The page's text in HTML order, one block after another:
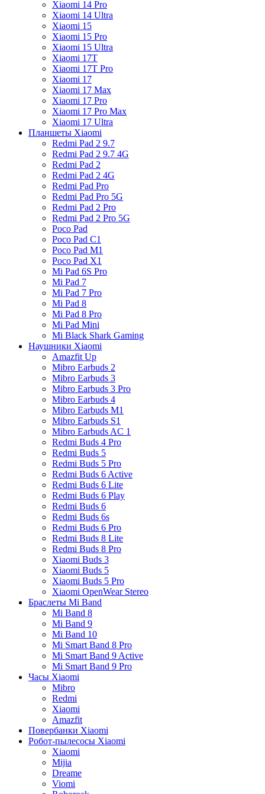
Xiaomi 14 Pro
Xiaomi 14 Ultra
Xiaomi 15
Xiaomi 15 Pro
Xiaomi 15 Ultra
Xiaomi 17T
Xiaomi 17T Pro
Xiaomi 17
Xiaomi 17 Max
Xiaomi 17 Pro
Xiaomi 17 Pro Max
Xiaomi 17 Ultra
Планшеты Xiaomi
Redmi Pad 2 9.7
Redmi Pad 2 9.7 4G
Redmi Pad 2
Redmi Pad 2 4G
Redmi Pad Pro
Redmi Pad Pro 5G
Redmi Pad 2 Pro
Redmi Pad 2 Pro 5G
Poco Pad
Poco Pad C1
Poco Pad M1
Poco Pad X1
Mi Pad 6S Pro
Mi Pad 7
Mi Pad 7 Pro
Mi Pad 8
Mi Pad 8 Pro
Mi Pad Mini
Mi Black Shark Gaming
Наушники Xiaomi
Amazfit Up
Mibro Earbuds 2
Mibro Earbuds 3
Mibro Earbuds 3 Pro
Mibro Earbuds 4
Mibro Earbuds M1
Mibro Earbuds S1
Mibro Earbuds AC 1
Redmi Buds 4 Pro
Redmi Buds 5
Redmi Buds 5 Pro
Redmi Buds 6 Active
Redmi Buds 6 Lite
Redmi Buds 6 Play
Redmi Buds 6
Redmi Buds 6s
Redmi Buds 6 Pro
Redmi Buds 8 Lite
Redmi Buds 8 Pro
Xiaomi Buds 3
Xiaomi Buds 5
Xiaomi Buds 5 Pro
Xiaomi OpenWear Stereo
Браслеты Mi Band
Mi Band 8
Mi Band 9
Mi Band 10
Mi Smart Band 8 Pro
Mi Smart Band 9 Active
Mi Smart Band 9 Pro
Часы Xiaomi
Mibro
Redmi
Xiaomi
Amazfit
Повербанки Xiaomi
Робот-пылесосы Xiaomi
Xiaomi
Mijia
Dreame
Viomi